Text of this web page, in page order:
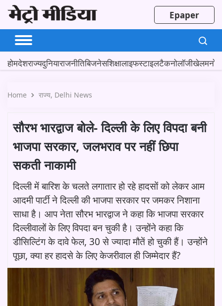
Epaper
होमदेशराज्यदुनियाराजनीतिबिजनेसशिक्षालाइफस्टाइलटैकनोलॉजीखेल
Home राज्य Delhi News
सौरभ भारद्वाज बोले- दिल्ली के लिए विपदा बनी
भाजपा सरकार, जलभराव पर नहीं छिपा
सकती नाकामी
दिल्ली में बारिश के चलते लगातार हो रहे हादसों को लेकर आम
आदमी पार्टी ने दिल्ली की भाजपा सरकार पर जमकर निशाना
साधा है। आप नेता सौरभ भारद्वाज ने कहा कि भाजपा सरकार
दिल्लीवालों के लिए विपदा बन चुकी है। उन्होंने कहा कि
डीसिल्टिंग के दावे फेल, 30 से ज्यादा मौतें हो चुकी हैं। उन्होंने
पूछा, क्या हर हादसे के लिए केजरीवाल ही जिम्मेदार हैं?